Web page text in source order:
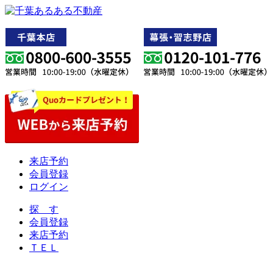
来店予約
会員登録
ログイン
探 す
会員登録
来店予約
ＴＥＬ